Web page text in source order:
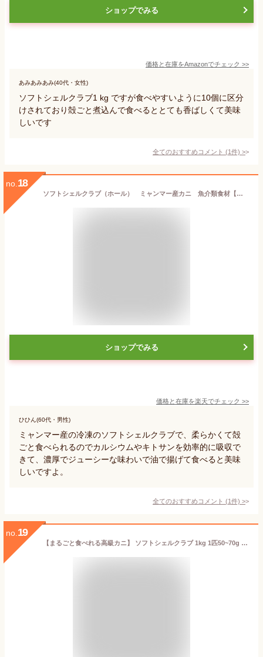
ショップでみる
価格と在庫をAmazonでチェック >>
あみあみあみ(40代・女性)
ソフトシェルクラブ1 kg ですが食べやすいように10個に区分
けされており殻ごと煮込んで食べるととても香ばしくて美味
しいです
全てのおすすめコメント (1件) >
no. 18
ソフトシェルクラブ（ホール） ミャンマー産カニ 魚介類食材【冷凍食品】【業務用食材】【10800円以上で送料無料】
ショップでみる
価格と在庫を楽天でチェック >>
ひひん(60代・男性)
ミャンマー産の冷凍のソフトシェルクラブで、柔らかくて殻
ごと食べられるのでカルシウムやキトサンを効率的に吸収で
きて、濃厚でジューシーな味わいで油で揚げて食べると美味
しいですよ。
全てのおすすめコメント (1件) >
no. 19
【まるごと食べれる高級カニ】 ソフトシェルクラブ 1kg 1匹50~70g ×約17匹 (生冷凍) 送料無料 安い 無添加 原料 蟹 WR ホールラウンド かに カニ 渡り蟹 レシピ 高級 ギフト ハロウィン クリスマス 母の日 父の日 敬老の日 イベント お祭り 文化祭 学祭 パーティ に♪